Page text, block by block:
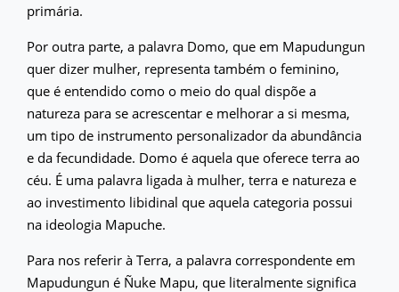
primária.
Por outra parte, a palavra Domo, que em Mapudungun
quer dizer mulher, representa também o feminino,
que é entendido como o meio do qual dispõe a
natureza para se acrescentar e melhorar a si mesma,
um tipo de instrumento personalizador da abundância
e da fecundidade. Domo é aquela que oferece terra ao
céu. É uma palavra ligada à mulher, terra e natureza e
ao investimento libidinal que aquela categoria possui
na ideologia Mapuche.
Para nos referir à Terra, a palavra correspondente em
Mapudungun é Ñuke Mapu, que literalmente significa